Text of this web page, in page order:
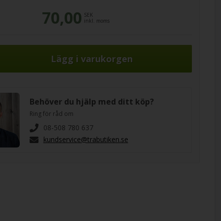
70,00 SEK
inkl. moms
Behöver du hjälp med ditt köp?
Ring för råd om
08-508 780 637
kundservice@trabutiken.se